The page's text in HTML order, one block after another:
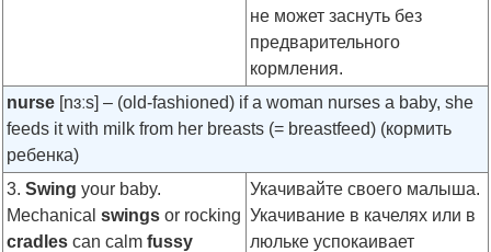
не может заснуть без
предварительного
кормления.
nurse [nɜːs] – (old-fashioned) if a woman nurses a baby, she
feeds it with milk from her breasts (= breastfeed) (кормить
ребенка)
3. Swing your baby.
Mechanical swings or rocking
cradles can calm fussy
Укачивайте своего малыша.
Укачивание в качелях или в
люльке успокаивает